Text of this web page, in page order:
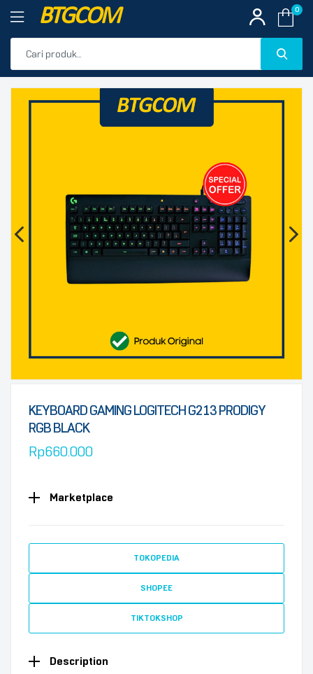
BTGCOM 0
PRODUK UNGGULAN
🔍
KEYBOARD GAMING LOGITECH G213 PRODIGY
RGB BLACK
Rp660.000
Marketplace
TOKOPEDIA
SHOPEE
TIKTOKSHOP
Description